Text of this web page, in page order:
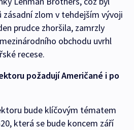
zlom v tehdejším vývoji
prudce zhoršila, zamrzly
obchodu uvrhl
recese.
požadují Američané i po
bude klíčovým tématem
která se bude koncem září